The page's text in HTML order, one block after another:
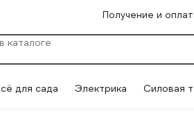
Получение и
для сада Электрика Силовая